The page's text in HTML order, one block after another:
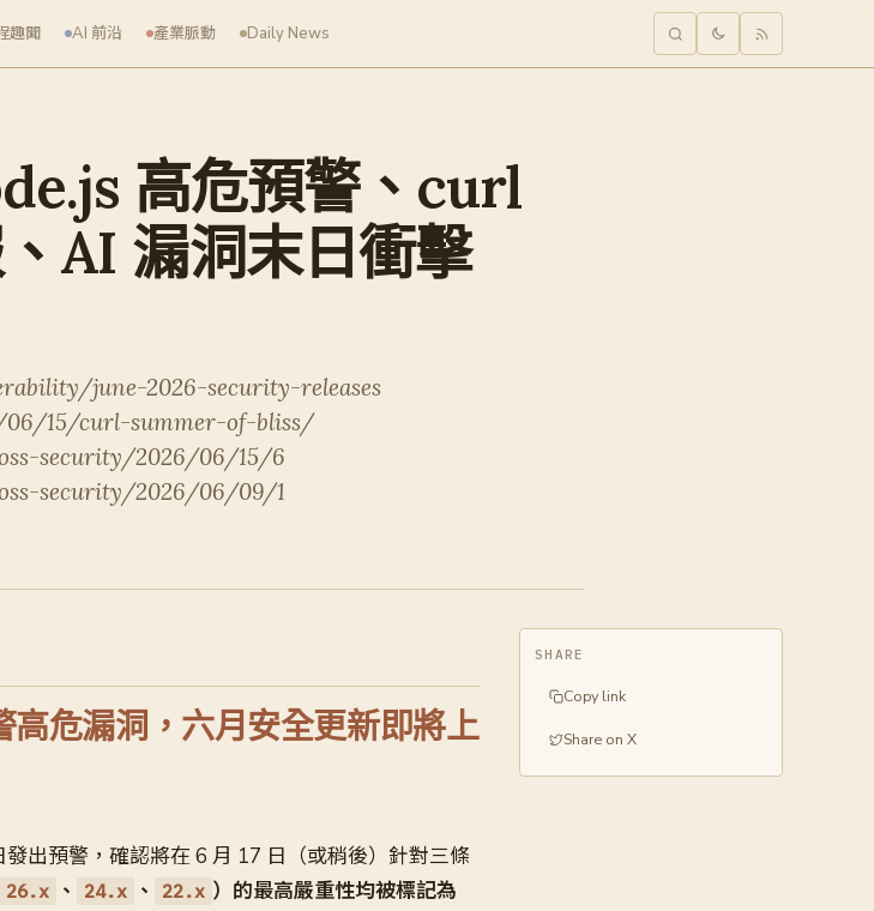
趣聞 AI 前沿 產業脈動 Daily News
高危預警、curl
AI 漏洞末日衝擊
june-2026-security-releases
15/curl-summer-of-bliss/
security/2026/06/15/6
security/2026/06/09/1
高危漏洞，六月安全更新即將上
出預警，確認將在 6 月 17 日（或稍後）針對三條
26.x 、 24.x 、 22.x ）的最高嚴重性均被標記為
SHARE
Copy link
Share on X